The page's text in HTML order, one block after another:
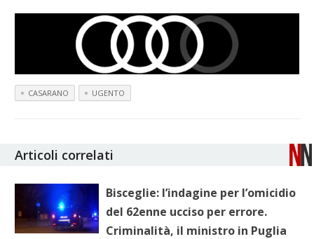
CASARANO UGENTO
Articoli correlati
Bisceglie: l’indagine per l’omicidio
del 62enne ucciso per errore.
Criminalità, il ministro in Puglia